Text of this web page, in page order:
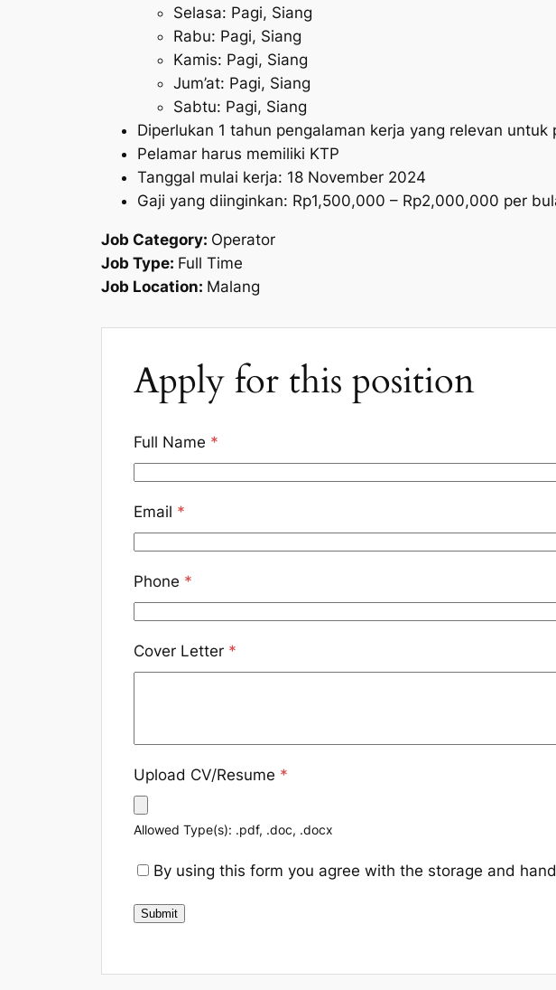
Selasa: Pagi, Siang
Rabu: Pagi, Siang
Kamis: Pagi, Siang
Jum’at: Pagi, Siang
Sabtu: Pagi, Siang
Diperlukan 1 tahun pengalaman kerja yang relevan untuk
Pelamar harus memiliki KTP
Tanggal mulai kerja: 18 November 2024
Gaji yang diinginkan: Rp1,500,000 – Rp2,000,000 per
Job Category: Operator
Job Type: Full Time
Job Location: Malang
Apply for this position
Full Name *
Email *
Phone *
Cover Letter *
Upload CV/Resume *
Allowed Type(s): .pdf, .doc, .docx
By using this form you agree with the storage and